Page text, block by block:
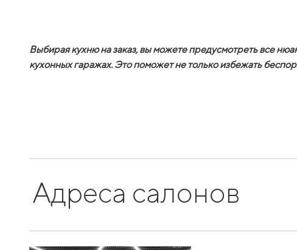
Выбирая кухню на заказ, вы можете предусмотреть все
кухонных гаражах. Это поможет не только избежать
Адреса салонов